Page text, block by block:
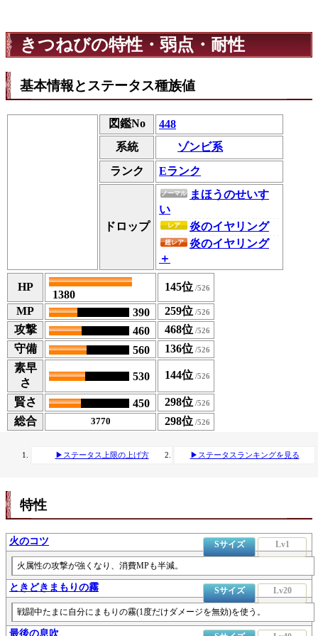
きつねびの特性・弱点・耐性
基本情報とステータス種族値
図鑑No
448
系統
ゾンビ系
ランク Eランク
ドロップ
ノーマル
まほうのせいす
い
レア 炎のイヤリング
超レア
炎のイヤリング
＋
HP
1380
145位
MP
390
259位
攻撃
460
468位
守備
560
136位
素早
さ
530 144位
賢さ 450
298位
総合
3770 298位
▶ステータス上限の上げ方 ▶ステータスランキングを見る
特性
火のコツ Sサイズ Lv1
火属性の攻撃が強くなり、消費MPも半減。
ときどきまもりの霧 Sサイズ Lv20
戦闘中たまに自分にまもりの霧(1度だけダメージを無効)を使う。
最後の息吹